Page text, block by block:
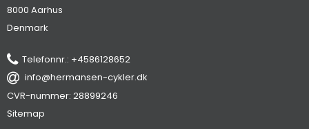
8000 Aarhus
Denmark
Telefonnr.: +4586128652
info@hermansen-cykler.dk
CVR-nummer: 28899246
Sitemap